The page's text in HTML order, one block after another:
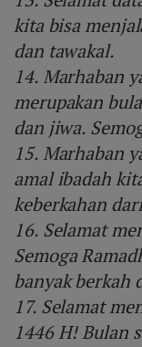
kita bisa
dan tawakal.
14. Marhaban
merupakan
dan jiwa.
15. Marhaban
amal ibadah
keberkahan
16. Selamat
Semoga
banyak berkah
17. Selamat
1446 H! Bulan